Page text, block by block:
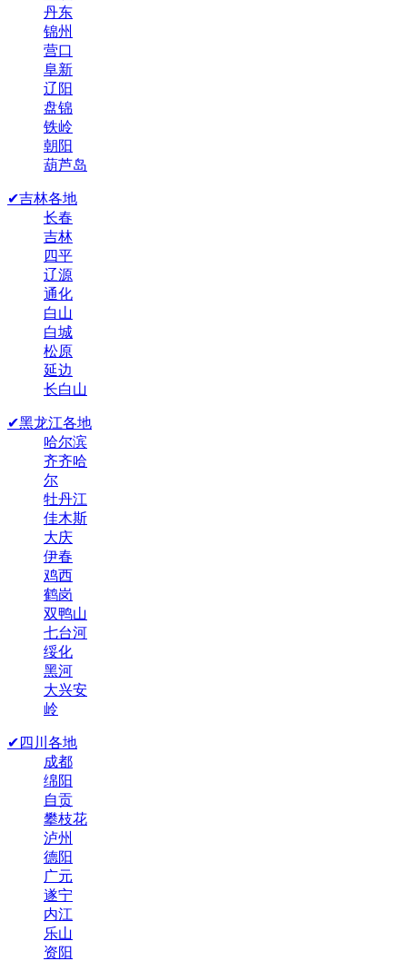
丹东
锦州
营口
阜新
辽阳
盘锦
铁岭
朝阳
葫芦岛
✔吉林各地
长春
吉林
四平
辽源
通化
白山
白城
松原
延边
长白山
✔黑龙江各地
哈尔滨
齐齐哈
尔
牡丹江
佳木斯
大庆
伊春
鸡西
鹤岗
双鸭山
七台河
绥化
黑河
大兴安
岭
✔四川各地
成都
绵阳
自贡
攀枝花
泸州
德阳
广元
遂宁
内江
乐山
资阳